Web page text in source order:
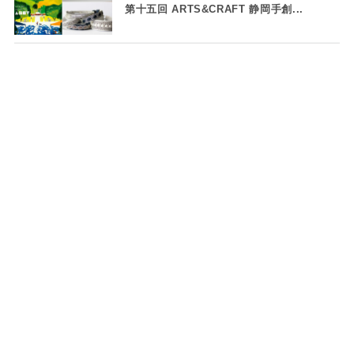
第十五回 ARTS&CRAFT 静岡手創...